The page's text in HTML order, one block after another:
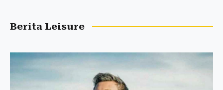
Berita Leisure